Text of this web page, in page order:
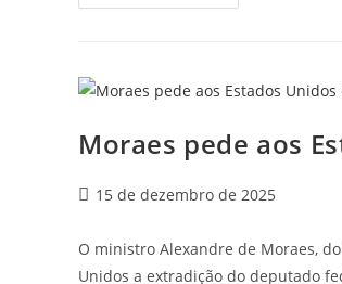
Moraes pede aos
15 de dezembro de 2025
O ministro Alexandre de Moraes,
Unidos a extradição do deputado